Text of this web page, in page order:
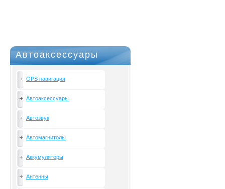
Автоаксессуары
GPS навигация
Автоаксессуары
Автозвук
Автомагнитолы
Аккумуляторы
Антенны